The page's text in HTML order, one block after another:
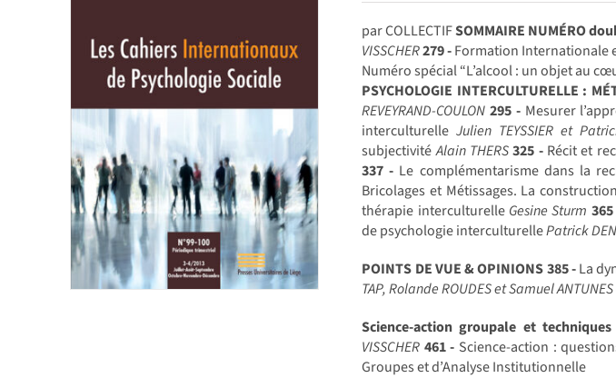
par COLLECTIFSOMMAIRE NUMÉRO
VISSCHER279 -Formation Internationale
Numéro spécial “L’alcool : un objet au
PSYCHOLOGIE INTERCULTURELLE :
REVEYRAND-COULON 295 -Mesurer
interculturelleJulien TEYSSIER et
subjectivitéAlain THERS325 -Récit et
337 - Le complémentarisme dans la
Bricolages et Métissages. La
thérapie interculturelle Gesine Sturm
de psychologie interculturellePatrick
POINTS DE VUE & OPINIONS385 -La
TAP, Rolande ROUDES et Samuel ANTUNES
Science-action groupale et techniques
VISSCHER 461 - Science-action :
Groupes et d’Analyse Institutionnelle